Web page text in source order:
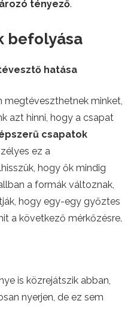
tényező.
befolyása
hatása
megtéveszthetnek minket,
azt hinni, hogy a csapat
csapatok
ez a
hogy ők mindig
a formák változnak,
hogy egy-egy győztes
a következő mérkőzésre.
is közrejátszik abban,
nyerjen, de ez sem